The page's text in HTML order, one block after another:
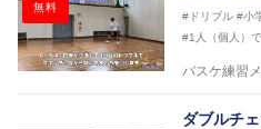
無料
#ドリブル #小
#1人（個人）
バスケ練習
ダブルチ